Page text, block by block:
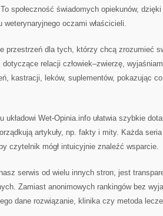
społeczność świadomych opiekunów,
weterynaryjnego oczami właścicieli.
przestrzeń dla tych, którzy chcą zrozumieć
dotyczące relacji człowiek–zwierzę,
kastracji, leków, suplementów, pokazując
układowi Wet-Opinia.info ułatwia szybkie
artykuły, np. fakty i mity. Każda seria
czytelnik mógł intuicyjnie znaleźć wsparcie.
serwis od wielu innych stron, jest
Zamiast anonimowych rankingów bez
dane rozwiązanie, klinika czy metoda